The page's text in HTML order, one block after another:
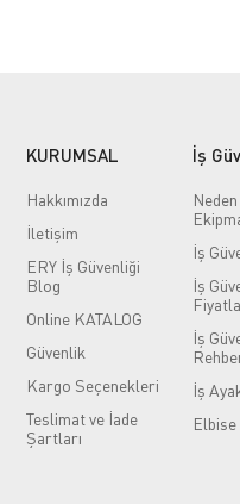
KURUMSAL
Hakkımızda
İletişim
ERY İş Güvenliği
Blog
Online KATALOG
Güvenlik
Kargo Seçenekleri
Teslimat ve İade
Şartları
İş
İş
İş
İş
İş
Elbise